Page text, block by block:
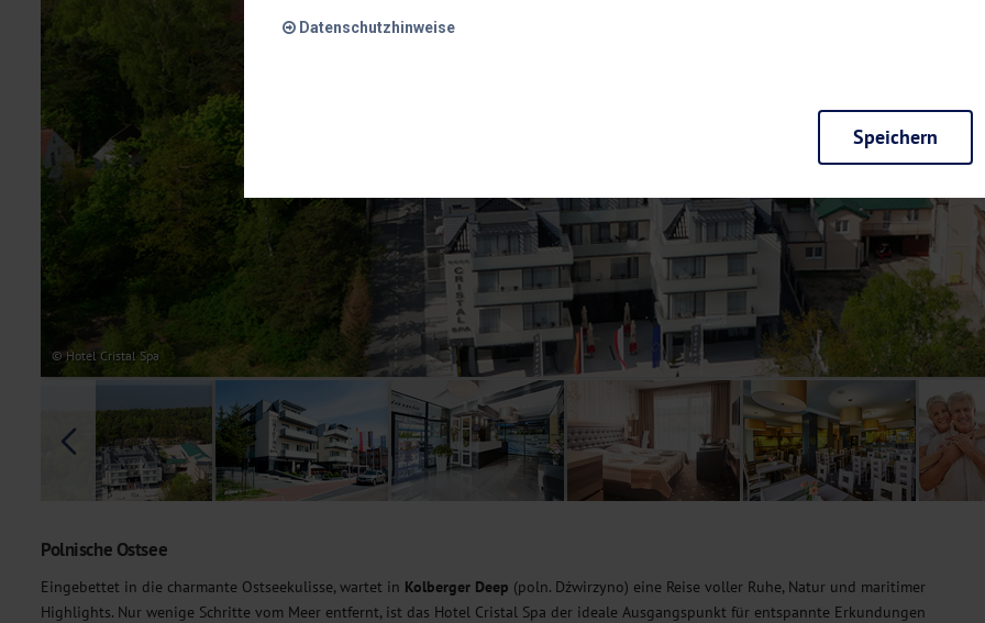
© Hotel Cristal Spa
Polnische Ostsee
Eingebettet in die charmante Ostseekulisse, wartet in Kolberger Deep (poln. Dźwirzyno) eine Reise voller Ruhe, Natur und maritimer
Highlights. Nur wenige Schritte vom Meer entfernt, ist das Hotel Cristal Spa der ideale Ausgangspunkt für entspannte Erkundungen
Datenschutzhinweise
Diese Cookies sind für den Betrieb der Seite unbedingt notwendig und ermöglichen beispielsweise
möchten, um Ihnen unsere Dienste bei einem erneuten Besuch unserer Seite schneller zur Verfügung zu
Um unser Angebot und unsere Webseite weiter zu verbessern, erfassen wir anonymisierte Daten für
dieser Cookies können wir beispielsweise die Besucherzahlen und den Effekt bestimmter Seiten unseres
unsere Inhalte optimieren. Wir nutzen hierfür Dienste von Google und Facebook. Durch diese Dienste
Übermittlung, der auf unsere Website erfassten Daten, kommen. Weitere Hinweise zu der Verarbeitung
Datenschutzhinweisen . Sie können Ihre Einwilligung jederzeit in denCookie-Einstellungen
widerrufen.
Marketing
Diese Cookies werden genutzt, um Ihnen personalisierte Inhalte, passend zu Ihren Interessen anzuzeigen.
Speichern